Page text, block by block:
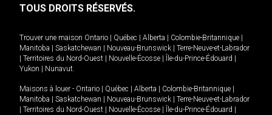
TOUS DROITS RÉSERVÉS.
Trouver une maison Ontario Québec Alberta Colombie-Britannique
Manitoba
Saskatchewan Nouveau-Brunswick
Terre-Neuve-et-Labrador
Territoires du Nord-Ouest Nouvelle-Écosse Île-du-Prince-Édouard
Yukon
Nunavut.
Maisons à louer - Ontario Québec Alberta Colombie-Britannique
Manitoba
Saskatchewan Nouveau-Brunswick
Terre-Neuve-et-Labrador
Territoires du Nord-Ouest Nouvelle-Écosse Île-du-Prince-Édouard